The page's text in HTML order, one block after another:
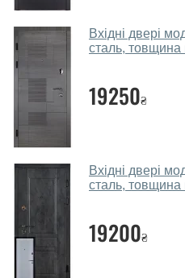
Так, робимо. Наші фахівці
консультацію на виїзді.
собою каталоги кольорів та
консультації Ви можете
відвідуючи наш офіс.
Виклик замірника-
Так робимо. Монтаж
згідно з чергою, у всі дні
Вхідні двері
сталь,
19250₴
Вхідні двері
сталь,
19200₴